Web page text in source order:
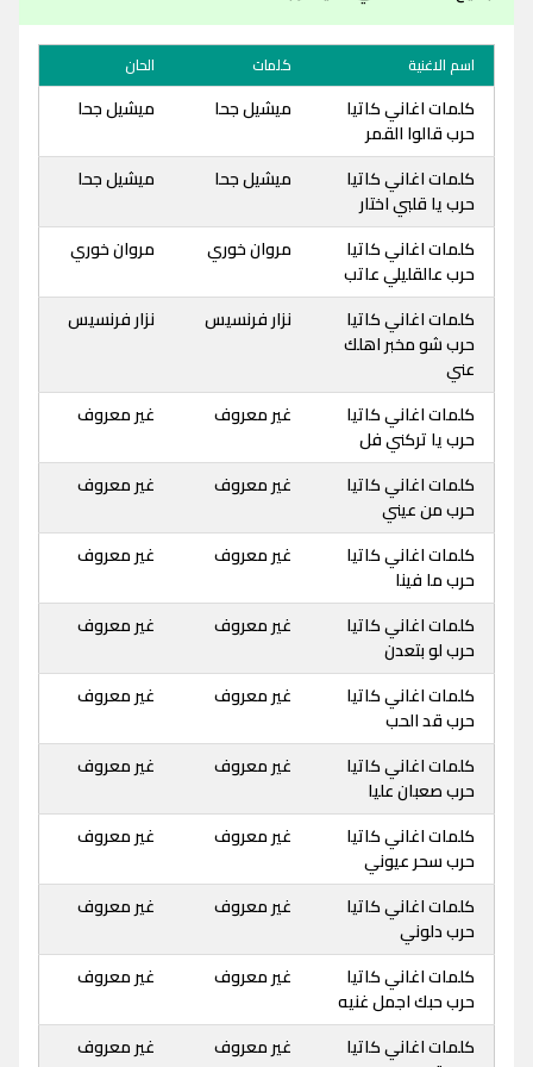
اسم الاغنية كلمات الحان
كلمات اغاني كاتيا
حرب قالوا القمر
ميشيل جحا ميشيل جحا
كلمات اغاني كاتيا
حرب يا قلبي اختار
ميشيل جحا ميشيل جحا
كلمات اغاني كاتيا
حرب عالقليلي عاتب
مروان خوري مروان خوري
كلمات اغاني كاتيا
حرب شو مخبر اهلك
عني
نزار فرنسيس نزار فرنسيس
كلمات اغاني كاتيا
حرب يا تركني فل
غير معروف غير معروف
كلمات اغاني كاتيا
حرب من عيني
غير معروف غير معروف
كلمات اغاني كاتيا
حرب ما فينا
غير معروف غير معروف
كلمات اغاني كاتيا
حرب لو بتعدن
غير معروف غير معروف
كلمات اغاني كاتيا
حرب قد الحب
غير معروف غير معروف
كلمات اغاني كاتيا
حرب صعبان عليا
غير معروف غير معروف
كلمات اغاني كاتيا
حرب سحر عيوني
غير معروف غير معروف
كلمات اغاني كاتيا
حرب دلوني
غير معروف غير معروف
كلمات اغاني كاتيا
حرب حبك اجمل غنيه
غير معروف غير معروف
كلمات اغاني كاتيا
غير معروف غير معروف